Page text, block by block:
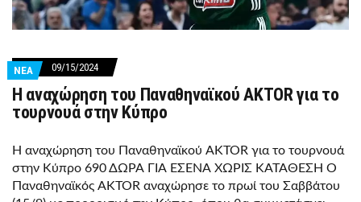
ΝΕΑ 09/15/2024
Η αναχώρηση του Παναθηναϊκού AKTOR για το
τουρνουά στην Κύπρο
Η αναχώρηση του Παναθηναϊκού AKTOR για το τουρνουά
στην Κύπρο 690 ΔΩΡΑ ΓΙΑ ΕΣΕΝΑ ΧΩΡΙΣ ΚΑΤΑΘΕΣΗ Ο
Παναθηναϊκός AKTOR αναχώρησε το πρωί του Σαββάτου